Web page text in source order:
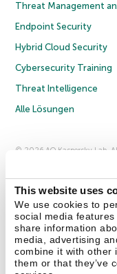
This website uses
We use cookies to
social media
share information
media, advertising
combine it with other
them or that they’ve
Threat Management
Endpoint Security
Hybrid Cloud Security
Cybersecurity Training
Threat Intelligence
Alle Lösungen
© 2026 AO Kaspersky Lab.
Anmeldung zum
Kontakt Über uns
Pressemitteilungen
Securelist Eugene Personal